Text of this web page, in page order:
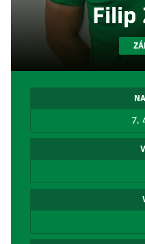
Filip
7.